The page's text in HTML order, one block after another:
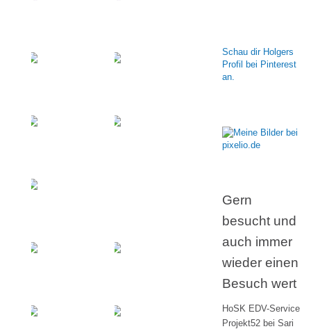
Schau dir Holgers
Profil bei Pinterest
an.
Gern
besucht und
auch immer
wieder einen
Besuch wert
HoSK EDV-Service
Projekt52 bei Sari